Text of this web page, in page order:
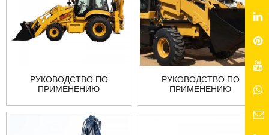
РУКОВОДСТВО ПО
ПРИМЕНЕНИЮ
ПОГРУЗЧИКА Z
РУКОВОДСТВО ПО
ПРИМЕНЕНИЮ
ПОГРУЗЧИКА Z